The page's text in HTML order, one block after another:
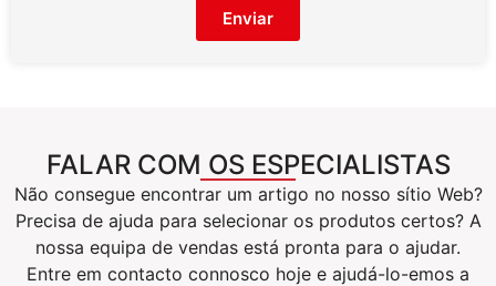
Enviar
FALAR COM OS ESPECIALISTAS
Não consegue encontrar um artigo no nosso sítio Web?
Precisa de ajuda para selecionar os produtos certos? A
nossa equipa de vendas está pronta para o ajudar.
Entre em contacto connosco hoje e ajudá-lo-emos a